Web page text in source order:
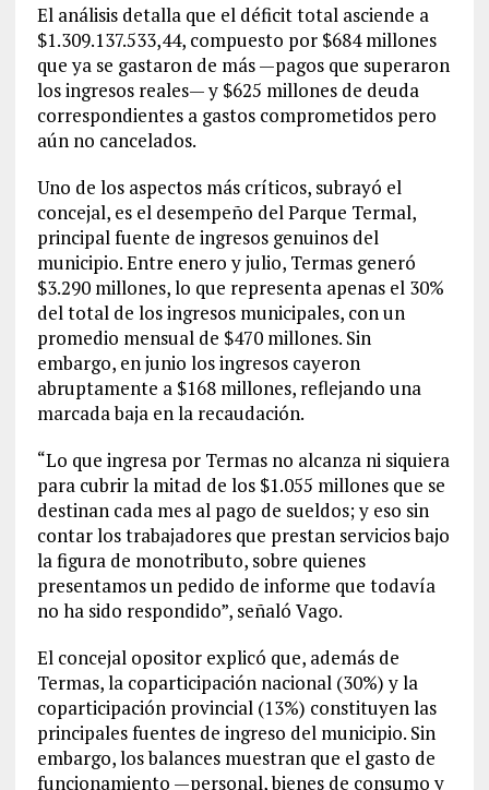
El análisis detalla que el déficit total asciende a
$1.309.137.533,44, compuesto por $684 millones
que ya se gastaron de más —pagos que superaron
los ingresos reales— y $625 millones de deuda
correspondientes a gastos comprometidos pero
aún no cancelados.
Uno de los aspectos más críticos, subrayó el
concejal, es el desempeño del Parque Termal,
principal fuente de ingresos genuinos del
municipio. Entre enero y julio, Termas generó
$3.290 millones, lo que representa apenas el 30%
del total de los ingresos municipales, con un
promedio mensual de $470 millones. Sin
embargo, en junio los ingresos cayeron
abruptamente a $168 millones, reflejando una
marcada baja en la recaudación.
“Lo que ingresa por Termas no alcanza ni siquiera
para cubrir la mitad de los $1.055 millones que se
destinan cada mes al pago de sueldos; y eso sin
contar los trabajadores que prestan servicios bajo
la figura de monotributo, sobre quienes
presentamos un pedido de informe que todavía
no ha sido respondido”, señaló Vago.
El concejal opositor explicó que, además de
Termas, la coparticipación nacional (30%) y la
coparticipación provincial (13%) constituyen las
principales fuentes de ingreso del municipio. Sin
embargo, los balances muestran que el gasto de
funcionamiento —personal, bienes de consumo y